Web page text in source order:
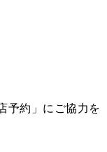
予約」にご協力を